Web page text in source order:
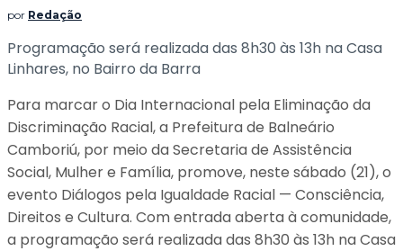
por Redação
Programação será realizada das 8h30 às 13h na Casa
Linhares, no Bairro da Barra
Para marcar o Dia Internacional pela Eliminação da
Discriminação Racial, a Prefeitura de Balneário
Camboriú, por meio da Secretaria de Assistência
Social, Mulher e Família, promove, neste sábado (21), o
evento Diálogos pela Igualdade Racial — Consciência,
Direitos e Cultura. Com entrada aberta à comunidade,
a programação será realizada das 8h30 às 13h na Casa